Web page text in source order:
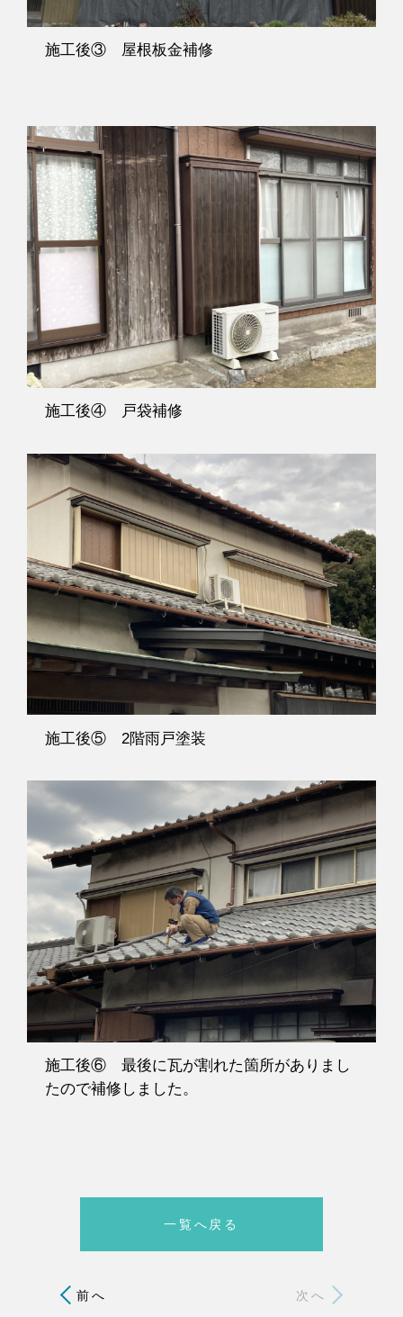
施工後③ 屋根板金補修
施工後④ 戸袋補修
施工後⑤ 2階雨戸塗装
施工後⑥ 最後に瓦が割れた箇所がありまし
たので補修しました。
前へ 次へ
一覧へ戻る